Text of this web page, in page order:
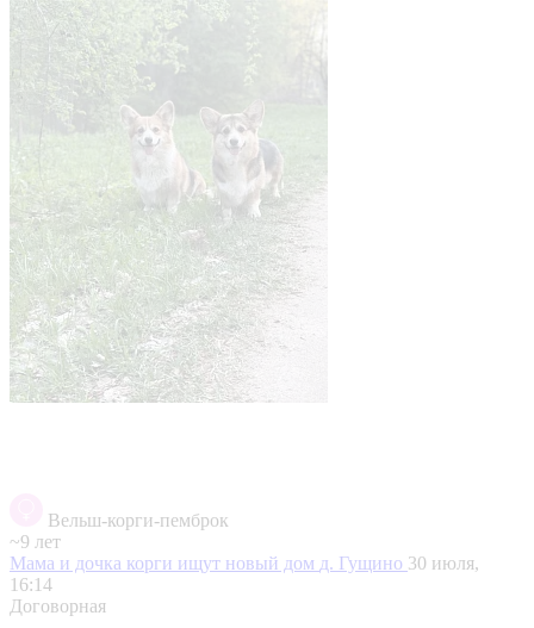
Вельш-корги-пемброк
~9 лет
Мама и дочка корги ищут новый дом д. Гущино 30 июля,
16:14
Договорная